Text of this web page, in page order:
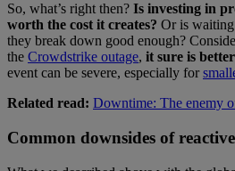
So, what’s right then? Is investing in
worth the cost it creates? Or is
they break down good enough?
the Crowdstrike outage, it sure is
event can be severe, especially for
Related read: Downtime: The enemy
Common downsides of